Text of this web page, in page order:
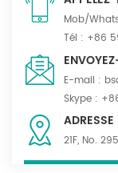
Mob/
Tél : +86
E-mail :
Skype :
ADRESSE
21F, No.